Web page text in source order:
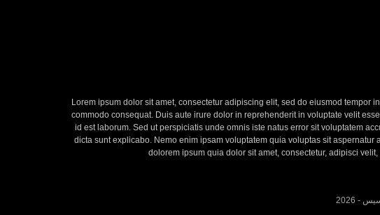
Lorem ipsum dolor sit amet, consectetur adipiscing elit, sed do eiusmod
commodo consequat. Duis aute irure dolor in reprehenderit in voluptate velit
id est laborum. Sed ut perspiciatis unde omnis iste natus error sit voluptatem
dicta sunt explicabo. Nemo enim ipsam voluptatem quia voluptas sit
dolorem ipsum quia dolor sit amet, consectetur, adipisci